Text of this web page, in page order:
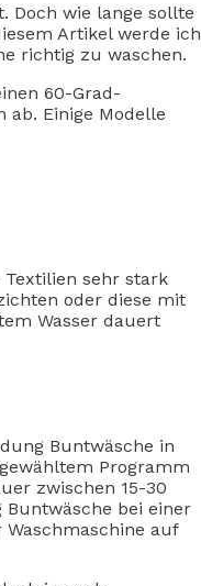
Doch wie lange sollte
Artikel werde ich
richtig zu waschen.
60-Grad-
ab. Einige Modelle
sehr stark
oder diese mit
Wasser dauert
Buntwäsche in
Programm
zwischen 15-30
Buntwäsche bei einer
auf